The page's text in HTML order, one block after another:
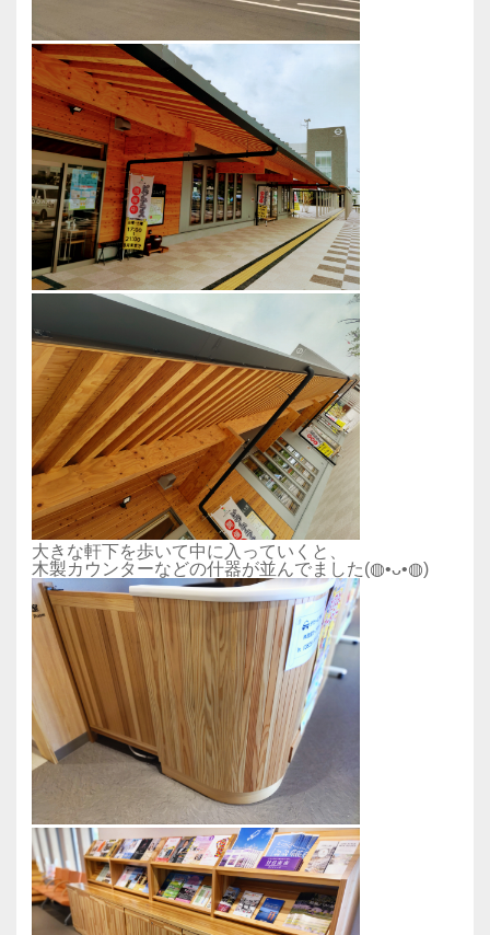
大きな軒下を歩いて中に入っていくと、
木製カウンターなどの什器が並んでました(◍•ᴗ•◍)